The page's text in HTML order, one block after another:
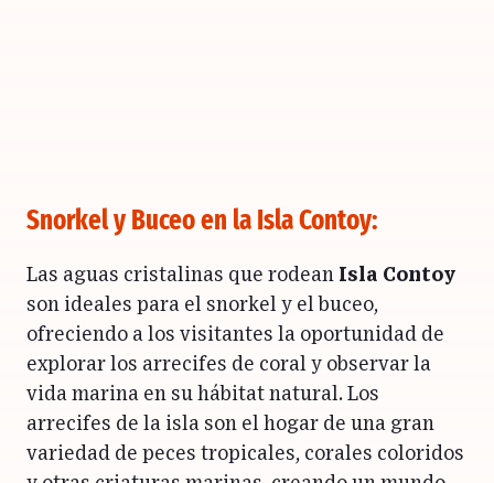
Snorkel y Buceo en la Isla Contoy:
Las aguas cristalinas que rodean Isla Contoy
son ideales para el snorkel y el buceo,
ofreciendo a los visitantes la oportunidad de
explorar los arrecifes de coral y observar la
vida marina en su hábitat natural. Los
arrecifes de la isla son el hogar de una gran
variedad de peces tropicales, corales coloridos